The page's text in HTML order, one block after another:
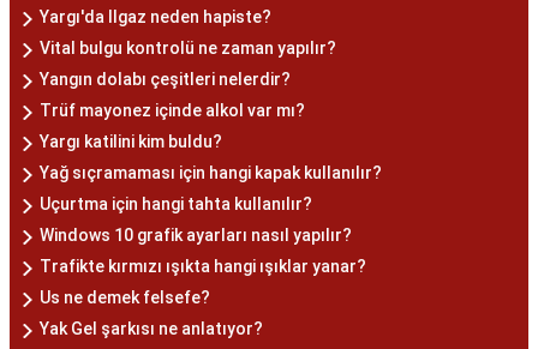
Yargı'da Ilgaz neden hapiste?
Vital bulgu kontrolü ne zaman yapılır?
Yangın dolabı çeşitleri nelerdir?
Trüf mayonez içinde alkol var mı?
Yargı katilini kim buldu?
Yağ sıçramaması için hangi kapak kullanılır?
Uçurtma için hangi tahta kullanılır?
Windows 10 grafik ayarları nasıl yapılır?
Trafikte kırmızı ışıkta hangi ışıklar yanar?
Us ne demek felsefe?
Yak Gel şarkısı ne anlatıyor?